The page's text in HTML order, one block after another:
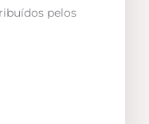
pelos